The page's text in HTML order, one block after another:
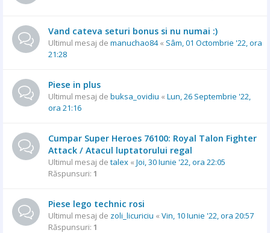
Vand cateva seturi bonus si nu numai :)
Ultimul mesaj de manuchao84« Sâm, 01 Octombrie '22, ora
21:28
Piese in plus
Ultimul mesaj de buksa_ovidiu « Lun, 26 Septembrie '22,
ora 21:16
Cumpar Super Heroes 76100: Royal Talon Fighter
Attack / Atacul luptatorului regal
Ultimul mesaj de talex « Joi, 30 Iunie '22, ora 22:05
Răspunsuri: 1
Piese lego technic rosi
Ultimul mesaj de zoli_licuriciu « Vin, 10 Iunie '22, ora 20:57
Răspunsuri: 1